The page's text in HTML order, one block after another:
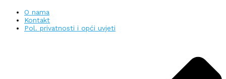
O nama
Kontakt
Pol. privatnosti i opći uvjeti